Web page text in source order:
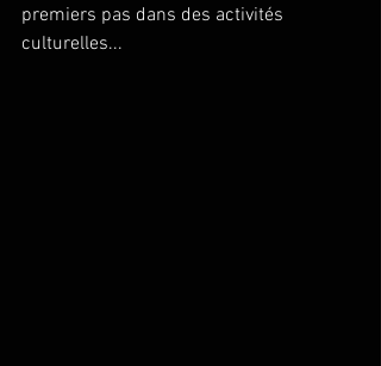
premiers pas dans des activités
culturelles...